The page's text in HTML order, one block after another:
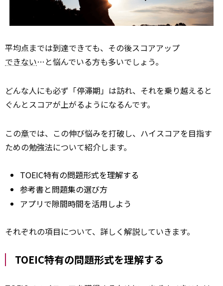
平均点までは到達できても、その後スコアアップ
できない…と悩んでいる方も多いでしょう。
どんな人にも必ず「停滞期」は訪れ、それを乗り越えると
ぐんとスコアが上がるようになるんです。
この章では、この伸び悩みを打破し、ハイスコアを目指す
ための勉強法について紹介します。
TOEIC特有の問題形式を理解する
参考書と問題集の選び方
アプリで隙間時間を活用しよう
それぞれの項目について、詳しく解説していきます。
TOEIC特有の問題形式を理解する